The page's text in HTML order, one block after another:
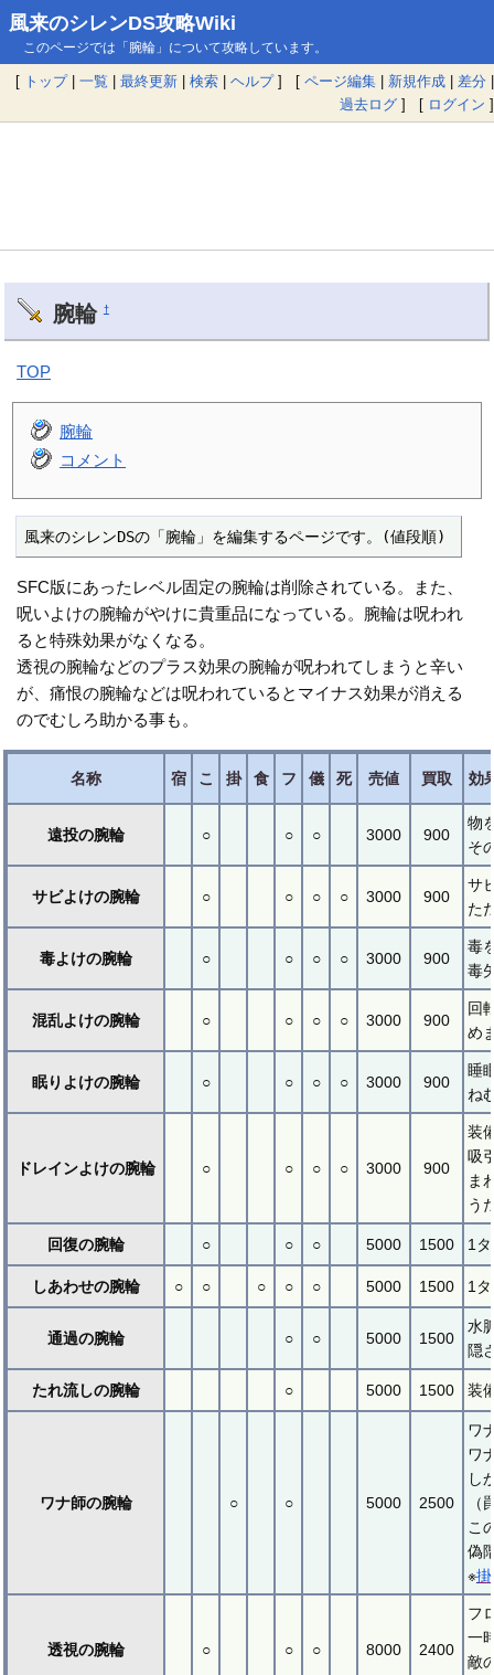
風来のシレンDS攻略Wiki
このページでは「腕輪」について攻略しています。
[ トップ| 一覧 | 最終更新 | 検索 | ヘルプ] [ ページ編集 | 新規作成 | 差分 |
過去ログ ] [ ログイン ]
腕輪 †
TOP
腕輪
コメント
風来のシレンDSの「腕輪」を編集するページです。(値段順)
SFC版にあったレベル固定の腕輪は削除されている。また、
呪いよけの腕輪がやけに貴重品になっている。腕輪は呪われ
ると特殊効果がなくなる。
透視の腕輪などのプラス効果の腕輪が呪われてしまうと辛い
が、痛恨の腕輪などは呪われているとマイナス効果が消える
のでむしろ助かる事も。
名称 宿 こ 掛 食 フ 儀 死 売値 買取 効
遠投の腕輪 ○ ○ ○ 3000 900
物
そ
サビよけの腕輪 ○ ○ ○ ○ 3000 900
サ
た
毒よけの腕輪 ○ ○ ○ ○ 3000 900
毒
毒
混乱よけの腕輪 ○ ○ ○ ○ 3000 900
回
め
眠りよけの腕輪 ○ ○ ○ ○ 3000 900
睡
ね
ドレインよけの腕輪 ○ ○ ○ ○ 3000 900
装
吸
ま
う
回復の腕輪 ○ ○ ○ 5000 1500 1
しあわせの腕輪 ○ ○ ○ ○ ○ 5000 1500 1
通過の腕輪 ○ ○ 5000 1500
水
隠
たれ流しの腕輪 ○ 5000 1500 装
ワナ師の腕輪 ○ ○ 5000 2500
ワ
ワ
し
こ
偽
※
透視の腕輪 ○ ○ ○ 8000 2400
フ
一
敵